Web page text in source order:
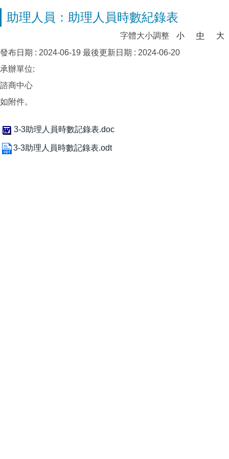
助理人員：助理人員時數紀錄表
字體大小調整 小 中
大
發布日期 : 2024-06-19 最後更新日期 : 2024-06-20
承辦單位:
諮商中心
如附件。
3-3助理人員時數記錄表.doc
3-3助理人員時數記錄表.odt